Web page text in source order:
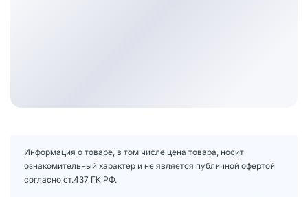
Информация о товаре, в том числе цена товара, носит
ознакомительный характер и не является публичной офертой
согласно ст.437 ГК РФ.